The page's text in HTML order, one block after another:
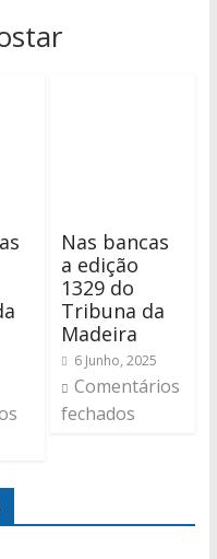
Nas bancas
a edição
1329 do
Tribuna da
Madeira
6 Junho, 2025
Comentários
fechados